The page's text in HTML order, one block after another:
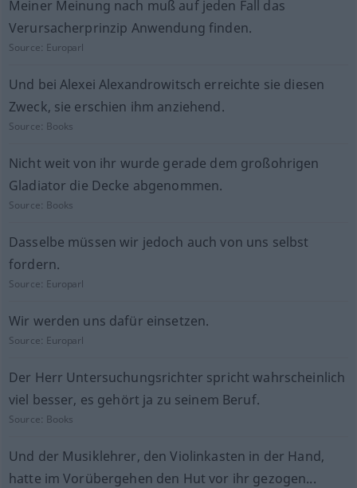
Meiner Meinung nach muß auf jeden Fall das
Verursacherprinzip Anwendung finden.
Source: Europarl
Und bei Alexei Alexandrowitsch erreichte sie diesen
Zweck, sie erschien ihm anziehend.
Source: Books
Nicht weit von ihr wurde gerade dem großohrigen
Gladiator die Decke abgenommen.
Source: Books
Dasselbe müssen wir jedoch auch von uns selbst
fordern.
Source: Europarl
Wir werden uns dafür einsetzen.
Source: Europarl
Der Herr Untersuchungsrichter spricht wahrscheinlich
viel besser, es gehört ja zu seinem Beruf.
Source: Books
Und der Musiklehrer, den Violinkasten in der Hand,
hatte im Vorübergehen den Hut vor ihr gezogen...